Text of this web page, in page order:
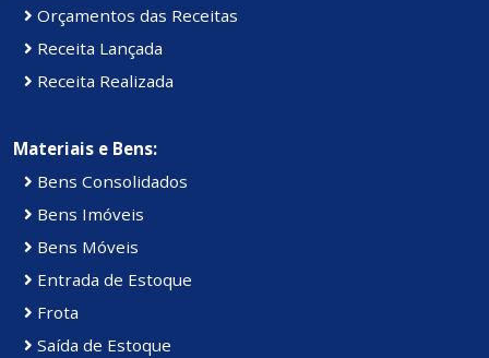
Orçamentos das Receitas
Receita Lançada
Receita Realizada
Materiais e Bens:
Bens Consolidados
Bens Imóveis
Bens Móveis
Entrada de Estoque
Frota
Saída de Estoque